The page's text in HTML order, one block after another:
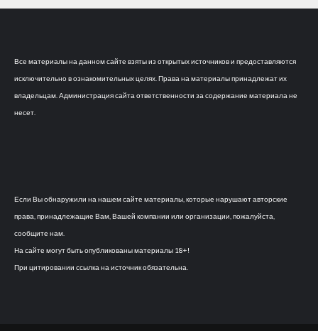
Все материалы на данном сайте взяты из открытых источников и предоставляются
исключительно в ознакомительных целях. Права на материалы принадлежат их
владельцам. Администрация сайта ответственности за содержание материала не
несет.
Если Вы обнаружили на нашем сайте материалы, которые нарушают авторские
права, принадлежащие Вам, Вашей компании или организации, пожалуйста,
сообщите нам.
На сайте могут быть опубликованы материалы 18+!
При цитировании ссылка на источник обязательна.